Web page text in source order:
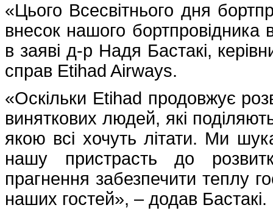
«Цього Всесвітнього дня
внесок нашого бортпровідника
в заяві д-р Надя Бастакі,
справ Etihad Airways.
«Оскільки Etihad продовжує
виняткових людей, які
якою всі хочуть літати. Ми
нашу пристрасть до
прагнення забезпечити теплу
наших гостей», – додав Бастакі.